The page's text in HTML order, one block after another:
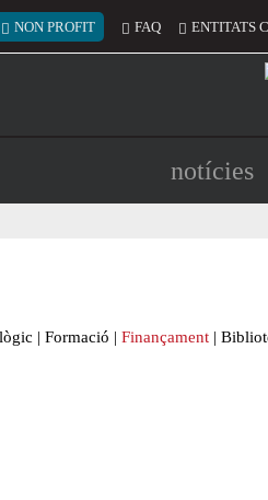
del compte
NON PROFIT FAQ ENTITATS
notícies
| Formació | Finançament |